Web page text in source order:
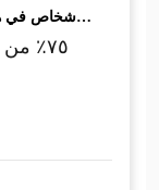
٧٥٪ من الأشخاص في هذه اللعبة لا يمكنهم اجتياز المستويات الثلاثة
٧٥٪